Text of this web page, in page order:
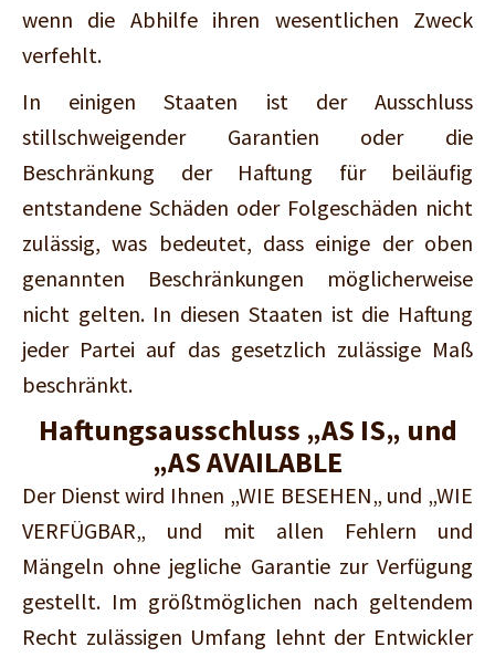
wenn die Abhilfe ihren wesentlichen Zweck
verfehlt.
In einigen Staaten ist der Ausschluss
stillschweigender Garantien oder die
Beschränkung der Haftung für beiläufig
entstandene Schäden oder Folgeschäden nicht
zulässig, was bedeutet, dass einige der oben
genannten Beschränkungen möglicherweise
nicht gelten. In diesen Staaten ist die Haftung
jeder Partei auf das gesetzlich zulässige Maß
beschränkt.
Haftungsausschluss „AS IS„ und
„AS AVAILABLE
Der Dienst wird Ihnen „WIE BESEHEN„ und „WIE
VERFÜGBAR„ und mit allen Fehlern und
Mängeln ohne jegliche Garantie zur Verfügung
gestellt. Im größtmöglichen nach geltendem
Recht zulässigen Umfang lehnt der Entwickler